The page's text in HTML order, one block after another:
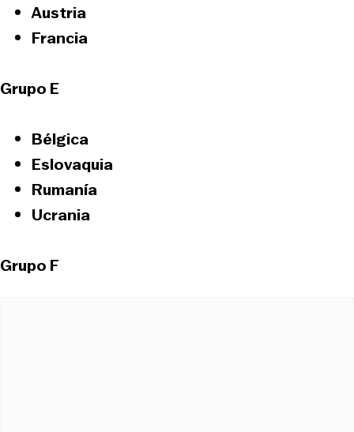
Austria
Francia
Grupo E
Bélgica
Eslovaquia
Rumanía
Ucrania
Grupo F